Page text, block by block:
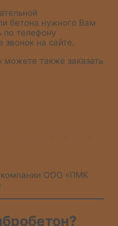
бетона нужного Вам
по телефону
звонок на сайте.
также заказать
компании ООО «ПМК